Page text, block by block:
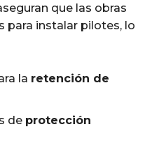
que las obras
para instalar pilotes, lo
la retención de
de protección